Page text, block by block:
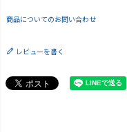
商品についてのお問い合わせ
レビューを書く